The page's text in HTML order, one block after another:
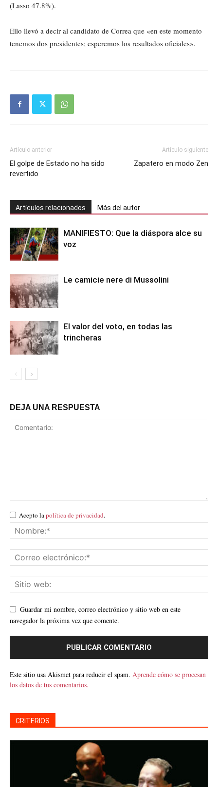
(Lasso 47.8%).
Ello llevó a decir al candidato de Correa que «en este momento
tenemos dos presidentes; esperemos los resultados oficiales».
Artículo anterior
El golpe de Estado no ha sido
revertido
Artículo siguiente
Zapatero en modo Zen
Artículos relacionados Más del autor
MANIFIESTO: Que la diáspora alce su
voz
Le camicie nere di Mussolini
El valor del voto, en todas las
trincheras
DEJA UNA RESPUESTA
Acepto lapolítica de privacidad.
Guardar mi nombre, correo electrónico y sitio web en este
navegador la próxima vez que comente.
Este sitio usa Akismet para reducir el spam. Aprende cómo se procesan
los datos de tus comentarios.
CRITERIOS